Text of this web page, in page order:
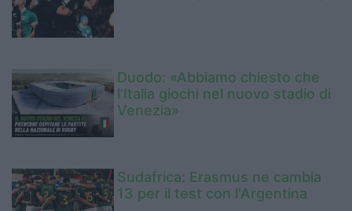
Duodo: «Abbiamo chiesto che
l’Italia giochi nel nuovo stadio di
Venezia»
Sudafrica: Erasmus ne cambia
13 per il test con l'Argentina